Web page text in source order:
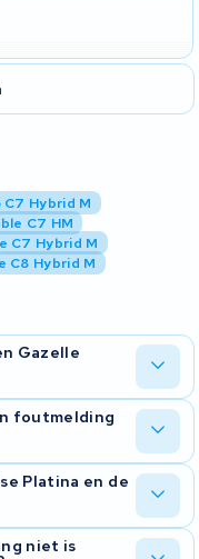
Hybrid M
C7 HM
C7 Hybrid M
C8 Hybrid M
Gazelle
afhankelijk
wij een diagnose op en
en kosten.
foutmelding
hebben, van een
een intern BMS-
— onze technici
gericht verhelpen.
Platina en de
13Ah tegenover 11,4Ah
niet is